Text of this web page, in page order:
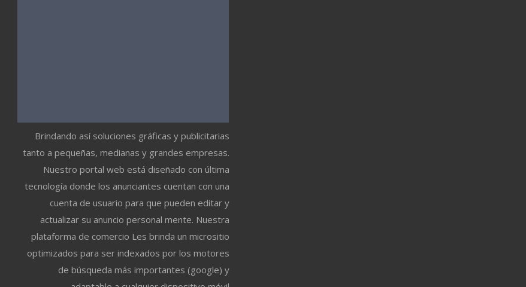
Brindando así soluciones gráficas y publicitarias
tanto a pequeñas, medianas y grandes empresas.
Nuestro portal web está diseñado con última
tecnología donde los anunciantes cuentan con una
cuenta de usuario para que pueden editar y
actualizar su anuncio personal mente. Nuestra
plataforma de comercio Les brinda un micrositio
optimizados para ser indexados por los motores
de búsqueda más importantes (google) y